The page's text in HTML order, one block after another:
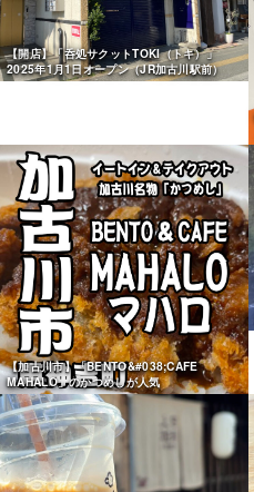
【開店】「呑処サクットTOKI（トキ）」
2025年1月1日オープン（JR加古川駅前）
【加古川市】「BENTO&#038;CAFE
MAHALO」のかつめしが人気